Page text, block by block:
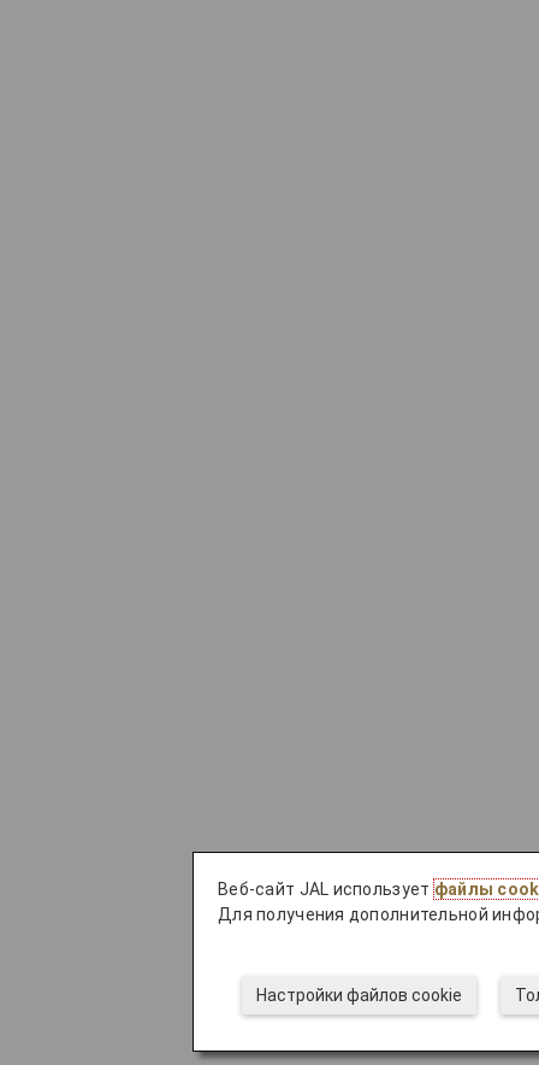
Веб-сайт JAL используетфайлы
Для получения дополнительной
Настройки файлов cookie